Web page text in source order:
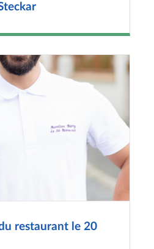
restaurant le 20